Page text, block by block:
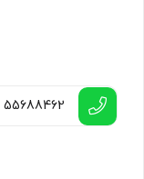
55688462